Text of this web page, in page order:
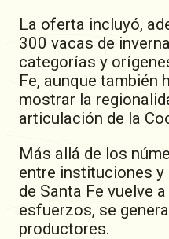
La oferta incluyó,
300 vacas de
categorías y
Fe, aunque también
mostrar la
articulación de la
Más allá de los
entre instituciones y
de Santa Fe vuelve
esfuerzos, se
productores.